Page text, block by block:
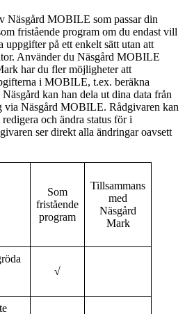
Näsgård MOBILE som passar din
fristående program om du endast vill
uppgifter på ett enkelt sätt utan att
Använder du Näsgård MOBILE
har du fler möjligheter att
i MOBILE, t.ex. beräkna
kan han dela ut dina data från
via Näsgård MOBILE. Rådgivaren kan
och ändra status för i
ser direkt alla ändringar oavsett
Som
fristående
program
Tillsammans
med
Näsgård
Mark
√